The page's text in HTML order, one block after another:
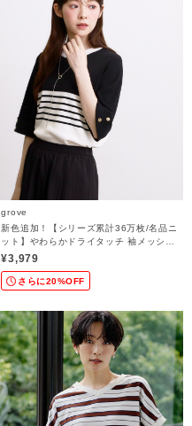
grove
新色追加！【シリーズ累計36万枚/名品ニ
ット】やわらかドライタッチ 袖メッシュ
編みニット
¥3,979
さらに20%OFF